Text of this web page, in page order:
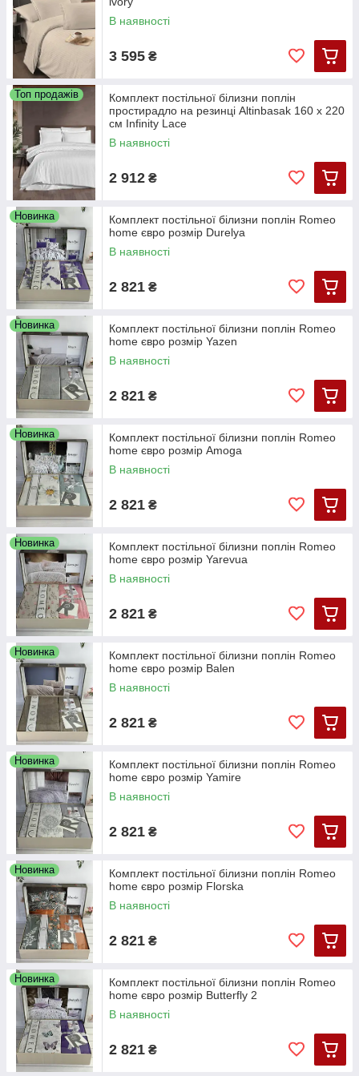
В наявності
3 595 ₴
Топ продажів
Комплект постільної білизни поплін
простирадло на резинці Altinbasak 160 х 220
см Infinity Lace
В наявності
2 912 ₴
Новинка
Комплект постільної білизни поплін Romeo
home євро розмір Durelya
В наявності
2 821 ₴
Новинка
Комплект постільної білизни поплін Romeo
home євро розмір Yazen
В наявності
2 821 ₴
Новинка
Комплект постільної білизни поплін Romeo
home євро розмір Amoga
В наявності
2 821 ₴
Новинка
Комплект постільної білизни поплін Romeo
home євро розмір Yarevua
В наявності
2 821 ₴
Новинка
Комплект постільної білизни поплін Romeo
home євро розмір Balen
В наявності
2 821 ₴
Новинка
Комплект постільної білизни поплін Romeo
home євро розмір Yamire
В наявності
2 821 ₴
Новинка
Комплект постільної білизни поплін Romeo
home євро розмір Florska
В наявності
2 821 ₴
Новинка
Комплект постільної білизни поплін Romeo
home євро розмір Butterfly 2
В наявності
2 821 ₴